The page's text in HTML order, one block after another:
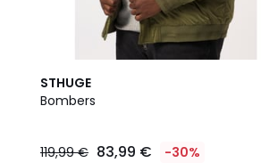
STHUGE
Bombers
119,99 € 83,99 € -30%